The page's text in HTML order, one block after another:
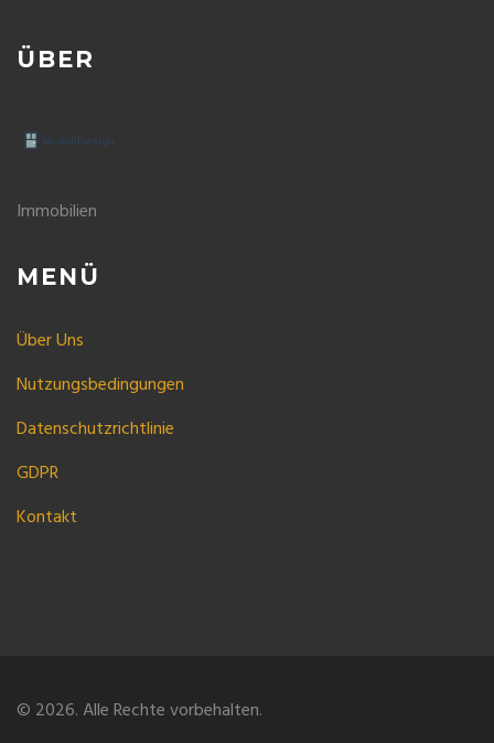
ÜBER
Immobilien
MENÜ
Über Uns
Nutzungsbedingungen
Datenschutzrichtlinie
GDPR
Kontakt
© 2026. Alle Rechte vorbehalten.